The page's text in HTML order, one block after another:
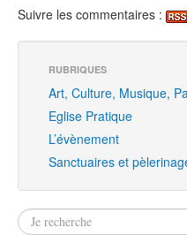
Suivre les commentaires :
RUBRIQUES
Art, Culture, Musique,
Eglise Pratique
L’évènement
Sanctuaires et